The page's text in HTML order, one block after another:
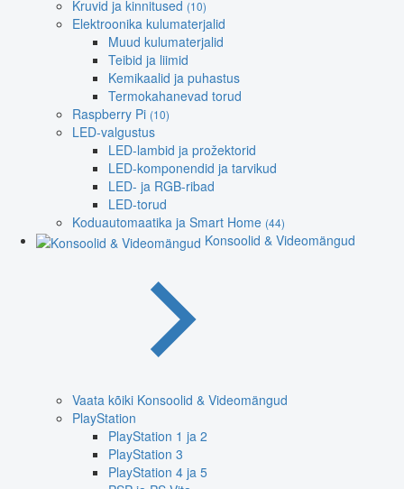
Kruvid ja kinnitused (10)
Elektroonika kulumaterjalid
Muud kulumaterjalid
Teibid ja liimid
Kemikaalid ja puhastus
Termokahanevad torud
Raspberry Pi (10)
LED-valgustus
LED-lambid ja prožektorid
LED-komponendid ja tarvikud
LED- ja RGB-ribad
LED-torud
Koduautomaatika ja Smart Home (44)
Konsoolid & Videomängud
Vaata kõiki Konsoolid & Videomängud
PlayStation
PlayStation 1 ja 2
PlayStation 3
PlayStation 4 ja 5